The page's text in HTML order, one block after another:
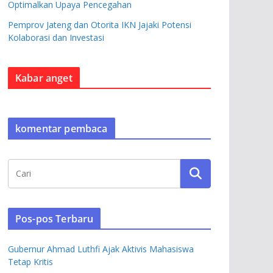
Optimalkan Upaya Pencegahan
Pemprov Jateng dan Otorita IKN Jajaki Potensi
Kolaborasi dan Investasi
Kabar anget
komentar pembaca
Pos-pos Terbaru
Gubernur Ahmad Luthfi Ajak Aktivis Mahasiswa
Tetap Kritis